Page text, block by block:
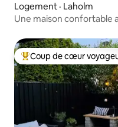
Logement · Laholm
Une maison confortable
Coup de cœur
Coup de cœur